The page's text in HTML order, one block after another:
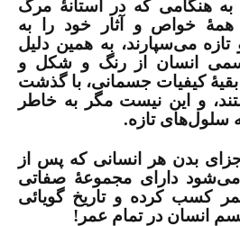
هنگامی که در آستانۀ مرگ
همۀ خواص و آثار خود را به
می‌سپارند، به همین دلیل
انسان از رنگ و شکل و
بقیۀ کیفیات جسمانی، با گذشت
و این نیست مگر به خاطر
سلول‌های تازه.
اجزای بدن هر انسانی که پس از
دارای مجموعۀ صفاتی
کسب کرده و تاریخ گویائی
انسان در تمام عمر!